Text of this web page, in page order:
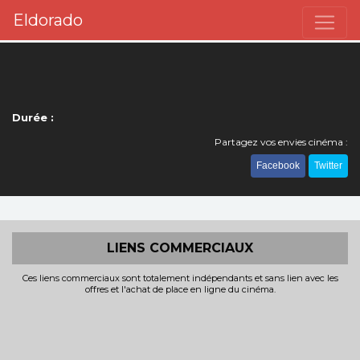
Eldorado
Durée :
Partagez vos envies cinéma :
Facebook Twitter
LIENS COMMERCIAUX
Ces liens commerciaux sont totalement indépendants et sans lien avec les
offres et l'achat de place en ligne du cinéma.